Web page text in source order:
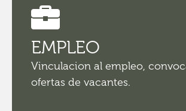
EMPLEO
Vinculacion al empleo,
ofertas de vacantes.